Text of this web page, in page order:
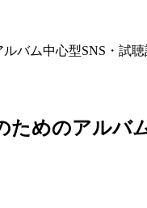
ルバム中心型SNS・試
ためのアルバ